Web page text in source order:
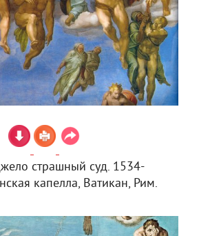
страшный суд. 1534-
капелла, Ватикан, Рим.